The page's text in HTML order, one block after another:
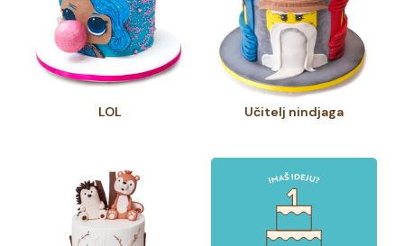
LOL Učitelj nindjaga